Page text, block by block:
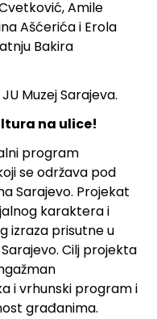
Amile
Ašćerića i Erola
Bakira
Muzej Sarajeva.
na ulice!
program
se održava pod
Sarajevo. Projekat
karaktera i
izraza prisutne u
Cilj projekta
i vrhunski program i
građanima.